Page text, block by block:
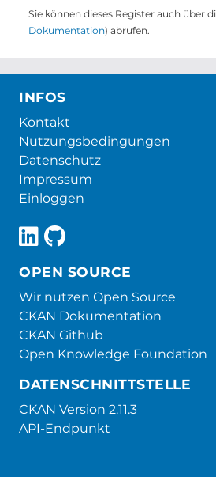
Sie können dieses Register auch über
Dokumentation) abrufen.
INFOS
Kontakt
Nutzungsbedingungen
Datenschutz
Impressum
Einloggen
OPEN SOURCE
Wir nutzen Open Source
CKAN Dokumentation
CKAN Github
Open Knowledge Foundation
DATENSCHNITTSTELLE
CKAN Version 2.11.3
API-Endpunkt